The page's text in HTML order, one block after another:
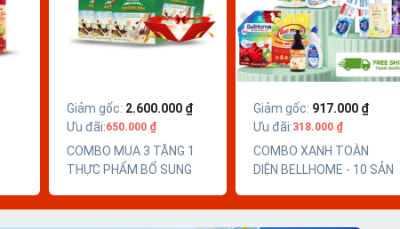
Giảm gốc: 2.600.000 ₫
Ưu đãi:650.000 ₫
COMBO MUA 3 TẶNG 1
THỰC PHẨM BỔ SUNG
MEAL
Giảm gốc: 917.000 ₫
Ưu đãi:318.000 ₫
COMBO XANH TOÀN
DIỆN BELLHOME - 10 SẢN